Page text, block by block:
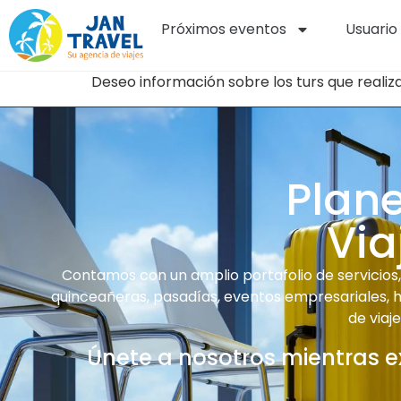
Próximos eventos Usuario
Deseo información sobre los turs que
Contamos con un amplio portafolio de
quinceañeras, pasadías, eventos empresariales,
de
Únete a nosotros mientras